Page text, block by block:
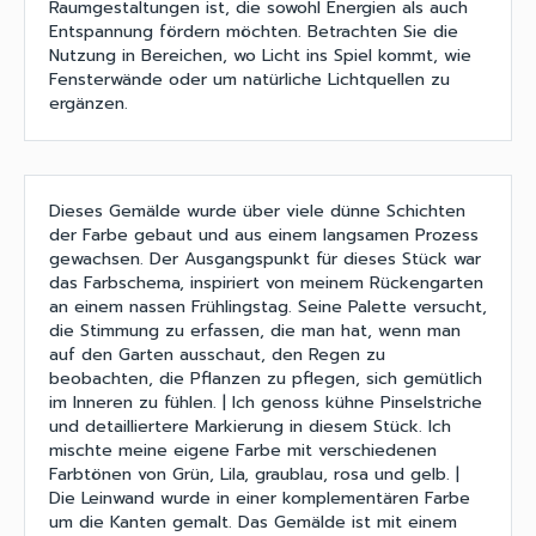
Raumgestaltungen ist, die sowohl Energien als auch
Entspannung fördern möchten. Betrachten Sie die
Nutzung in Bereichen, wo Licht ins Spiel kommt, wie
Fensterwände oder um natürliche Lichtquellen zu
ergänzen.
Dieses Gemälde wurde über viele dünne Schichten
der Farbe gebaut und aus einem langsamen Prozess
gewachsen. Der Ausgangspunkt für dieses Stück war
das Farbschema, inspiriert von meinem Rückengarten
an einem nassen Frühlingstag. Seine Palette versucht,
die Stimmung zu erfassen, die man hat, wenn man
auf den Garten ausschaut, den Regen zu
beobachten, die Pflanzen zu pflegen, sich gemütlich
im Inneren zu fühlen. | Ich genoss kühne Pinselstriche
und detailliertere Markierung in diesem Stück. Ich
mischte meine eigene Farbe mit verschiedenen
Farbtönen von Grün, Lila, graublau, rosa und gelb. |
Die Leinwand wurde in einer komplementären Farbe
um die Kanten gemalt. Das Gemälde ist mit einem